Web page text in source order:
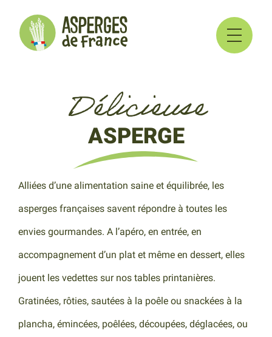
Délicieuse
ASPERGE
Alliées d’une alimentation saine et équilibrée, les
asperges françaises savent répondre à toutes les
envies gourmandes. A l’apéro, en entrée, en
accompagnement d’un plat et même en dessert, elles
jouent les vedettes sur nos tables printanières.
Gratinées, rôties, sautées à la poêle ou snackées à la
plancha, émincées, poêlées, découpées, déglacées, ou